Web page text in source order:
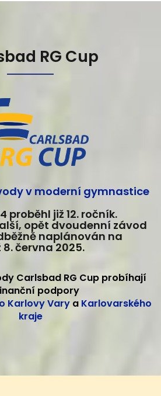
RG Cup
v moderní gymnastice
proběhl již 12. ročník.
opět dvoudenní závod
naplánován na
8. června 2025.
Carlsbad RG Cup probíhají
podpory
Karlovy Varya Karlovarského
kraje